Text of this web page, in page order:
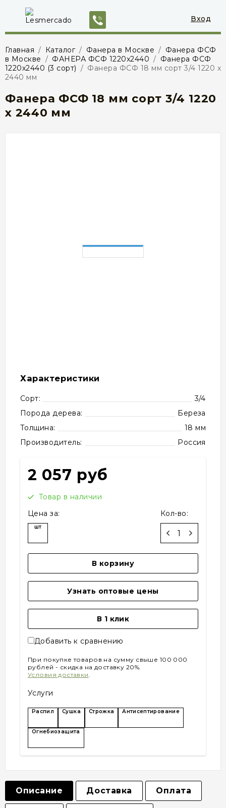
Вход
Главная / Каталог / Фанера в Москве / Фанера ФСФ
в Москве / ФАНЕРА ФСФ 1220x2440 / Фанера ФСФ
1220х2440 (3 сорт) / Фанера ФСФ 18 мм сорт 3/4 1220 х
2440 мм
Фанера ФСФ 18 мм сорт 3/4 1220
х 2440 мм
Характеристики
Сорт:
3/4
Порода дерева:
Береза
Толщина:
18 мм
Производитель:
Россия
2 057 руб
Товар в наличии
Цена за:
шт
Кол-во:
В корзину
Узнать оптовые цены
В 1 клик
Добавить к сравнению
При покупке товаров на сумму свыше 100 000
рублей - скидка на доставку 20%.
Условия доставки.
Услуги
Распил Сушка Строжка Антисептирование
Огнебиозащита
Описание Доставка Оплата